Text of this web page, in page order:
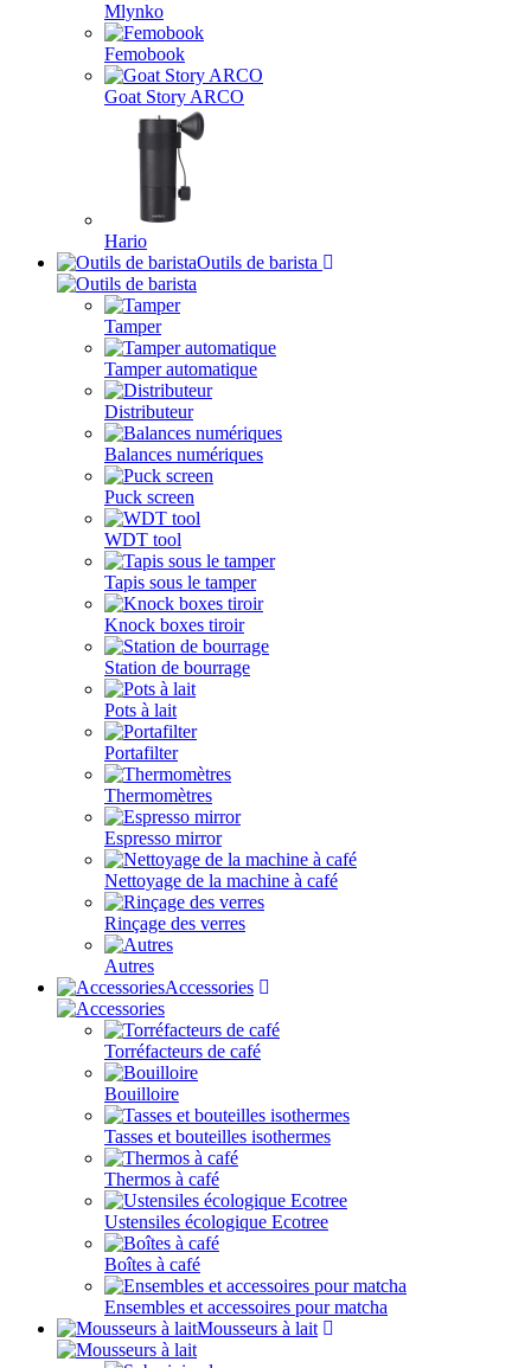
Mlynko
Femobook
Goat Story ARCO
Hario
Outils de barista
Tamper
Tamper automatique
Distributeur
Balances numériques
Puck screen
WDT tool
Tapis sous le tamper
Knock boxes tiroir
Station de bourrage
Pots à lait
Portafilter
Thermomètres
Espresso mirror
Nettoyage de la machine à café
Rinçage des verres
Autres
Accessories
Torréfacteurs de café
Bouilloire
Tasses et bouteilles isothermes
Thermos à café
Ustensiles écologique Ecotree
Boîtes à café
Ensembles et accessoires pour matcha
Mousseurs à lait